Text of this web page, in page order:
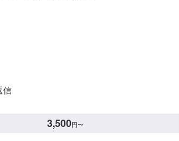
信
3,500円〜